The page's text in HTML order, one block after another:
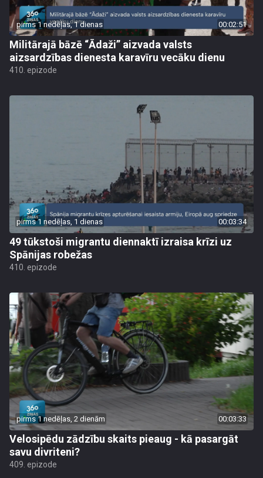
pirms 1 nedēļas, 1 dienas 00:02:51
Militārajā bāzē “Ādaži” aizvada valsts
aizsardzības dienesta karavīru vecāku dienu
410. epizode
pirms 1 nedēļas, 1 dienas 00:03:34
49 tūkstoši migrantu diennaktī izraisa krīzi uz
Spānijas robežas
410. epizode
pirms 1 nedēļas, 2 dienām 00:03:33
Velosipēdu zādzību skaits pieaug - kā pasargāt
savu divriteni?
409. epizode